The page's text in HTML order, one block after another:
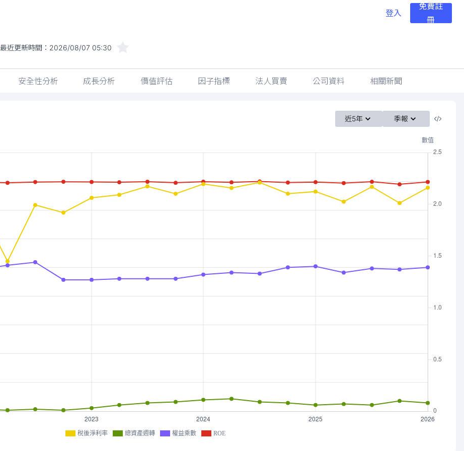
登入
免費註
冊
最近更新時間： 2026/08/07 05:30
安全性分析 成長分析 價值評估 因子指標 法人買賣 公司資料 相關新聞
近5年 季報
稅後淨利率 總資產週轉 權益乘數 ROE